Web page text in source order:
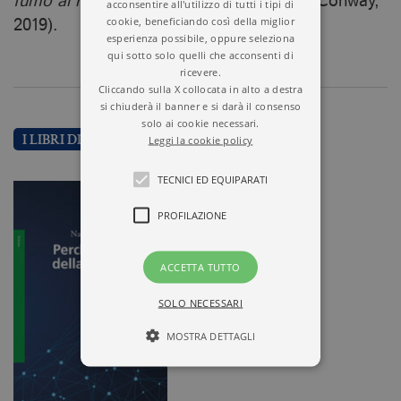
2019).
I LIBRI DI NAOMI ORESKES
acconsentire all'utilizzo di tutti i tipi di
cookie, beneficiando così della miglior
esperienza possibile, oppure seleziona
qui sotto solo quelli che acconsenti di
ricevere.
Cliccando sulla X collocata in alto a destra
si chiuderà il banner e si darà il consenso
solo ai cookie necessari.
Leggi la cookie policy
TECNICI ED EQUIPARATI
PROFILAZIONE
ACCETTA TUTTO
SOLO NECESSARI
MOSTRA DETTAGLI